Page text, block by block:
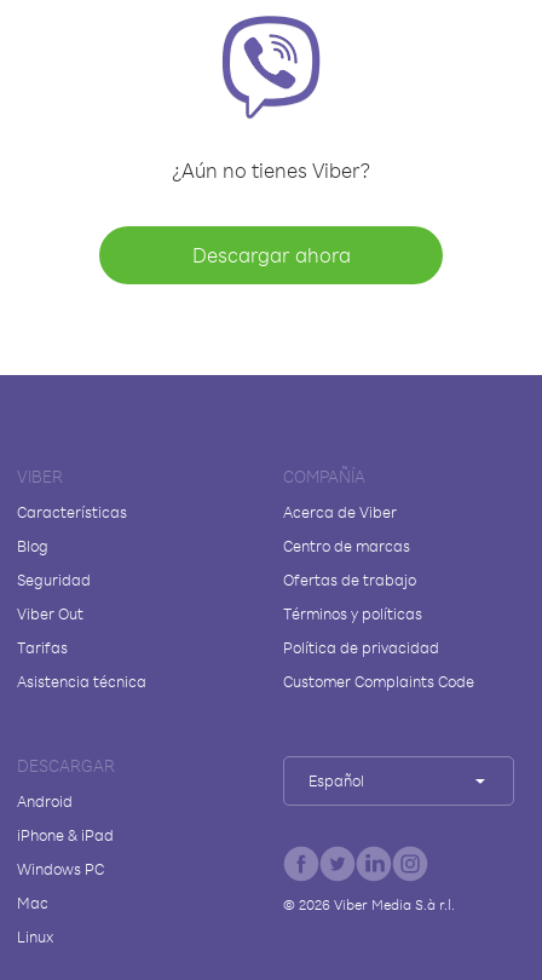
¿Aún no tienes Viber?
Descargar ahora
VIBER
Características
Blog
Seguridad
Viber Out
Tarifas
Asistencia técnica
COMPAÑÍA
Acerca de Viber
Centro de marcas
Ofertas de trabajo
Términos y políticas
Política de privacidad
Customer Complaints Code
DESCARGAR
Android
iPhone & iPad
Windows PC
Mac
Linux
Español
© 2026Viber Media S.à r.l.